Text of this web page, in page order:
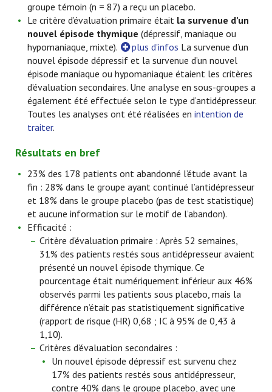
groupe témoin (n = 87) a reçu un placebo.
Le critère d’évaluation primaire était la survenue d’un
nouvel épisode thymique (dépressif, maniaque ou
hypomaniaque, mixte).
plus d'infos La survenue d’un
nouvel épisode dépressif et la survenue d’un nouvel
épisode maniaque ou hypomaniaque étaient les critères
d’évaluation secondaires. Une analyse en sous-groupes a
également été effectuée selon le type d’antidépresseur.
Toutes les analyses ont été réalisées en intention de
traiter.
Résultats en bref
23% des 178 patients ont abandonné l’étude avant la
fin : 28% dans le groupe ayant continué l’antidépresseur
et 18% dans le groupe placebo (pas de test statistique)
et aucune information sur le motif de l’abandon).
Efficacité :
Critère d’évaluation primaire : Après 52 semaines,
31% des patients restés sous antidépresseur avaient
présenté un nouvel épisode thymique. Ce
pourcentage était numériquement inférieur aux 46%
observés parmi les patients sous placebo, mais la
différence n’était pas statistiquement significative
(rapport de risque (HR) 0,68 ; IC à 95% de 0,43 à
1,10).
Critères d’évaluation secondaires :
Un nouvel épisode dépressif est survenu chez
17% des patients restés sous antidépresseur,
contre 40% dans le groupe placebo, avec une